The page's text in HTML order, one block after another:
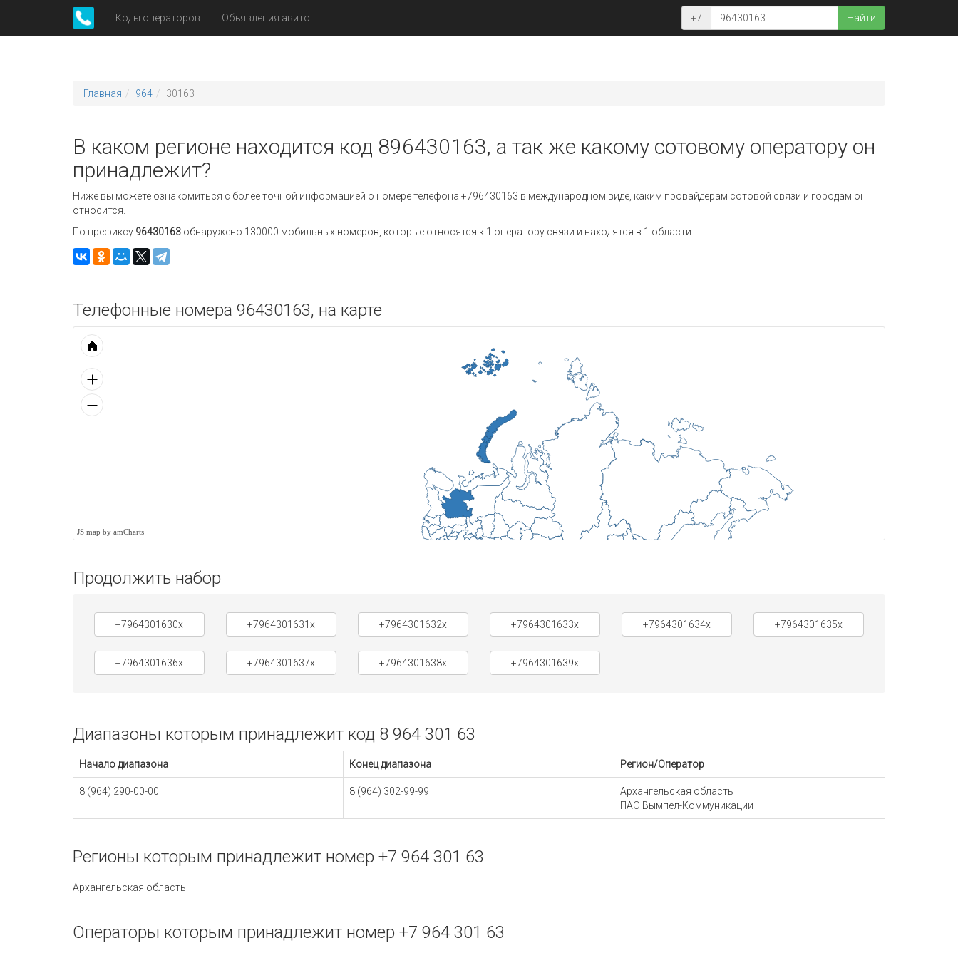
Коды операторов Объявления авито +7 Найти
Главная 964 30163
В каком регионе находится код 896430163, а так же какому сотовому оператору он
принадлежит?
Ниже вы можете ознакомиться с более точной информацией о номере телефона +796430163 в международном виде, каким провайдерам сотовой связи и городам он
относится.
По префиксу 96430163 обнаружено 130000 мобильных номеров, которые относятся к 1 оператору связи и находятся в 1 области.
Телефонные номера 96430163, на карте
JS map by amCharts
Продолжить набор
+7964301630x +7964301631x +7964301632x +7964301633x +7964301634x +7964301635x
+7964301636x +7964301637x +7964301638x +7964301639x
Диапазоны которым принадлежит код 8 964 301 63
Начало диапазона Конец диапазона Регион/Оператор
8 (964) 290-00-00 8 (964) 302-99-99
Архангельская область
ПАО Вымпел-Коммуникации
Регионы которым принадлежит номер +7 964 301 63
Архангельская область
Операторы которым принадлежит номер +7 964 301 63